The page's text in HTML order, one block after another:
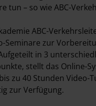
tun – so wie ABC-
ABC-
Seminare zur
in 3
stellt das Online-
zu 40 Stunden Video-
zur Verfügung.